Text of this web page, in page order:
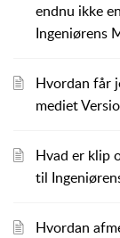
endnu ikke
Ingeniørens
Hvordan får
mediet
Hvad er klip
til
Hvordan